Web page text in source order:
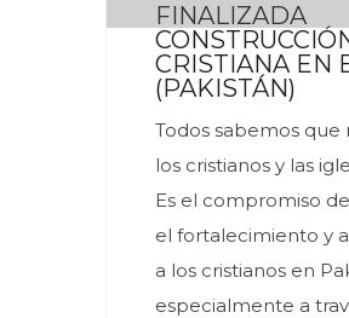
FINALIZADA
CRISTIANA EN
(PAKISTÁN)
Todos sabemos que
los cristianos y las
Es el compromiso
el fortalecimiento y
a los cristianos en
especialmente a